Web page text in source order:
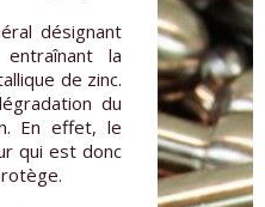
désignant
la
de zinc.
du
En effet, le
qui est donc